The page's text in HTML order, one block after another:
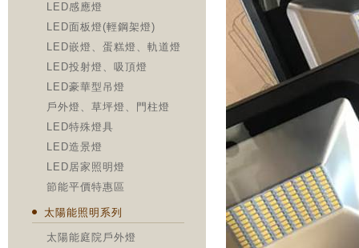
LED感應燈
LED面板燈(輕鋼架燈)
LED嵌燈、蛋糕燈、軌道燈
LED投射燈、吸頂燈
LED豪華型吊燈
戶外燈、草坪燈、門柱燈
LED特殊燈具
LED造景燈
LED居家照明燈
節能平價特惠區
太陽能照明系列
太陽能庭院戶外燈